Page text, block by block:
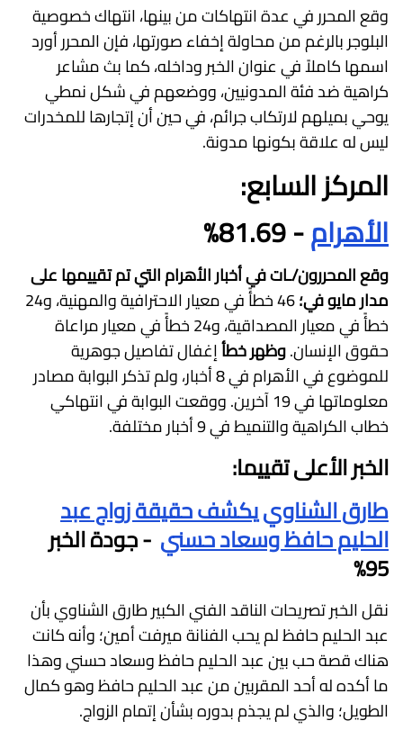
وقع المحرر في عدة انتهاكات من بينها، انتهاك خصوصية
البلوجر بالرغم من محاولة إخفاء صورتها، فإن المحرر أورد
اسمها كاملاً في عنوان الخبر وداخله، كما بث مشاعر
كراهية ضد فئة المدونيين، ووضعهم في شكل نمطي
يوحي بميلهم لارتكاب جرائم، في حين أن إتجارها للمخدرات
ليس له علاقة بكونها مدونة.
المركز السابع:
الأهرام- 81.69%
وقع المحررون/ـات في أخبار الأهرام التي تم تقييمها على
مدار مايو في؛
46 خطأً في معيار الاحترافية والمهنية، و24
خطأً في معيار المصداقية، و24 خطأً في معيار مراعاة
حقوق الإنسان.وظهر خطأإغفال تفاصيل جوهرية
للموضوع في الأهرام في 8 أخبار، ولم تذكر البوابة مصادر
معلوماتها في 19 آخرين. ووقعت البوابة في انتهاكي
خطاب الكراهية والتنميط في 9 أخبار مختلفة.
الخبر الأعلى تقييما:
طارق الشناوي يكشف حقيقة زواج عبد
الحليم حافظ وسعاد حسني - جودة الخبر
95%
نقل الخبر تصريحات الناقد الفني الكبير طارق الشناوي بأن
عبد الحليم حافظ لم يحب الفنانة ميرفت أمين؛ وأنه كانت
هناك قصة حب بين عبد الحليم حافظ وسعاد حسني وهذا
ما أكده له أحد المقربين من عبد الحليم حافظ وهو كمال
الطويل؛ والذي لم يجذم بدوره بشأن إتمام الزواج.